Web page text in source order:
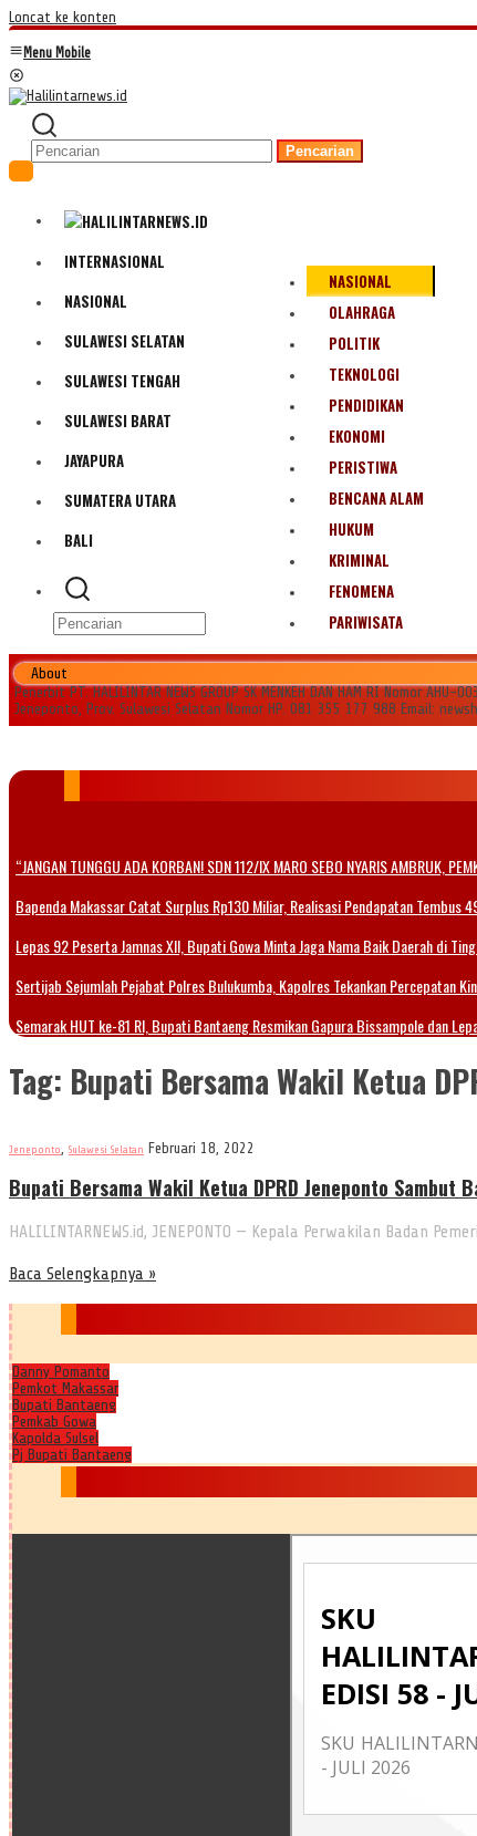
Loncat ke konten
Menu Mobile
Pencarian
INTERNASIONAL
NASIONAL
SULAWESI SELATAN
SULAWESI TENGAH
SULAWESI BARAT
JAYAPURA
SUMATERA UTARA
BALI
NASIONAL
OLAHRAGA
POLITIK
TEKNOLOGI
PENDIDIKAN
EKONOMI
PERISTIWA
BENCANA ALAM
HUKUM
KRIMINAL
FENOMENA
PARIWISATA
About
Penerbit PT. HALILINTAR NEWS GROUP SK MENKEH DAN HAM RI Nomor
Jeneponto, Prov. Sulawesi Selatan Nomor HP. 081 355 177 988 Email:
“JANGAN TUNGGU ADA KORBAN! SDN 112/IX MARO SEBO NYARIS AMBRUK,
Bapenda Makassar Catat Surplus Rp130 Miliar, Realisasi Pendapatan Tembus
Lepas 92 Peserta Jamnas XII, Bupati Gowa Minta Jaga Nama Baik Daerah di
Sertijab Sejumlah Pejabat Polres Bulukumba, Kapolres Tekankan Percepatan
Semarak HUT ke-81 RI, Bupati Bantaeng Resmikan Gapura Bissampole dan
Tag: Bupati Bersama Wakil Ketua
Jeneponto, Sulawesi Selatan Februari 18, 2022
Bupati Bersama Wakil Ketua DPRD Jeneponto Sambut
HALILINTARNEWS.id, JENEPONTO — Kepala Perwakilan Badan
Baca Selengkapnya »
Danny Pomanto
Pemkot Makassar
Bupati Bantaeng
Pemkab Gowa
Kapolda Sulsel
Pj Bupati Bantaeng